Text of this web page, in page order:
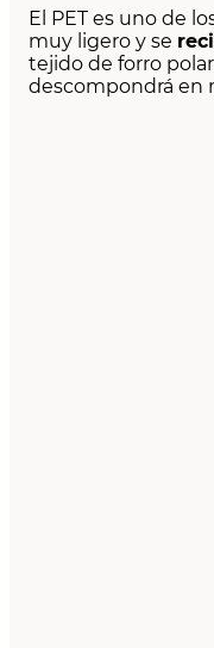
El PET es uno de
muy ligero y se
tejido de forro
descompondrá en